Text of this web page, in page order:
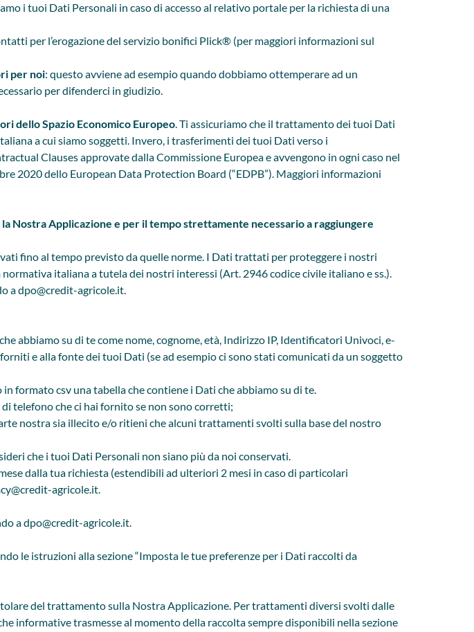
i tuoi Dati Personali in caso di accesso al relativo portale per la richiesta di una
per l’erogazione del servizio bonifici Plick® (per maggiori informazioni sul
per noi: questo avviene ad esempio quando dobbiamo ottemperare ad un
per difenderci in giudizio.
dello Spazio Economico Europeo. Ti assicuriamo che il trattamento dei tuoi Dati
a cui siamo soggetti. Invero, i trasferimenti dei tuoi Dati verso i
Clauses approvate dalla Commissione Europea e avvengono in ogni caso nel
2020 dello European Data Protection Board (“EDPB”). Maggiori informazioni
Nostra Applicazione e per il tempo strettamente necessario a raggiungere
fino al tempo previsto da quelle norme. I Dati trattati per proteggere i nostri
italiana a tutela dei nostri interessi (Art. 2946 codice civile italiano e ss.).
adpo@credit-agricole.it.
abbiamo su di te come nome, cognome, età, Indirizzo IP, Identificatori Univoci, e-
e alla fonte dei tuoi Dati (se ad esempio ci sono stati comunicati da un soggetto
formato csv una tabella che contiene i Dati che abbiamo su di te.
telefono che ci hai fornito se non sono corretti;
nostra sia illecito e/o ritieni che alcuni trattamenti svolti sulla base del nostro
che i tuoi Dati Personali non siano più da noi conservati.
dalla tua richiesta (estendibili ad ulteriori 2 mesi in caso di particolari
agricole.it.
adpo@credit-agricole.it.
le istruzioni alla sezione “Imposta le tue preferenze per i Dati raccolti da
del trattamento sulla Nostra Applicazione. Per trattamenti diversi svolti dalle
informative trasmesse al momento della raccolta sempre disponibili nella sezione